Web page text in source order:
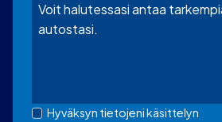
Hyväksyn tietojeni käsittelyn